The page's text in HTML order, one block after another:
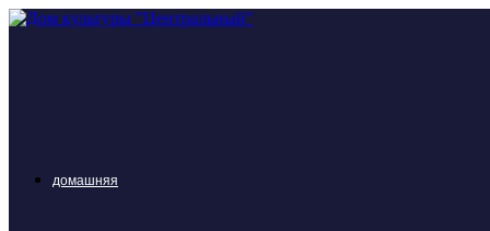
Перейти
домашняя